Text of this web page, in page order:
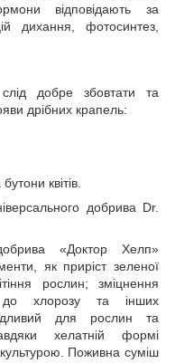
відповідають за
дихання, фотосинтез,
добре збовтати та
дрібних крапель:
квітів.
добрива Dr.
«Доктор Хелп»
як приріст зеленої
рослин; зміцнення
до хлорозу та інших
для рослин та
хелатній формі
Поживна суміш